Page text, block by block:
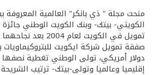
أدوات وخدمات
خدمات ما بعد البيع
منحت مجلة " ذي بانكر" العالمية المعروفة
الكويتي- بيتك- وبنك الكويت الوطني
تمويل في الكويت لعام
إقليميا وعالميا وتولى-بيتك- ترتيب